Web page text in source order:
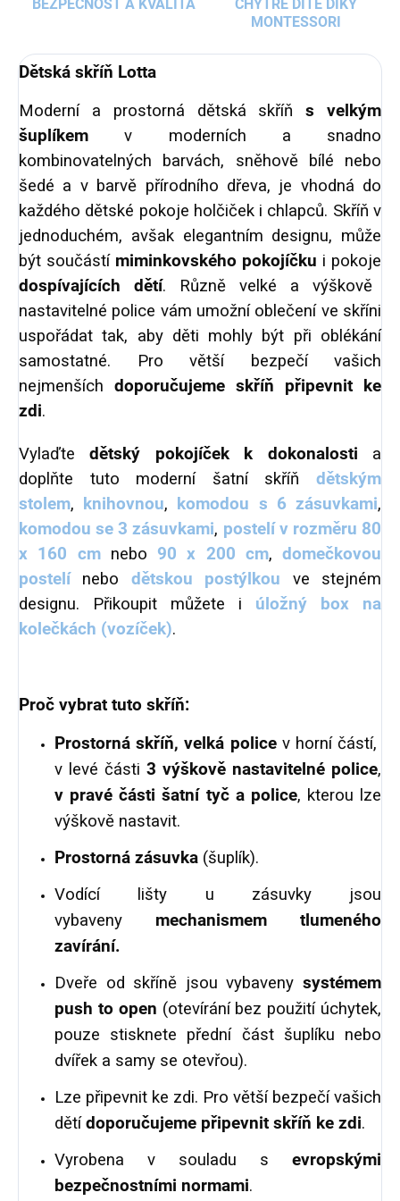
BEZPEČNOST A KVALITA
CHYTRÉ DÍTĚ DÍKY
MONTESSORI
Dětská skříň Lotta
Moderní a prostorná dětská skříň s velkým
šuplíkem v moderních a snadno
kombinovatelných barvách, sněhově bílé nebo
šedé a v barvě přírodního dřeva, je vhodná do
každého dětské pokoje holčiček i chlapců. Skříň v
jednoduchém, avšak elegantním designu, může
být součástí miminkovského pokojíčku i pokoje
dospívajících dětí. Různě velké a výškově
nastavitelné police vám umožní oblečení ve skříni
uspořádat tak, aby děti mohly být při oblékání
samostatné. Pro větší bezpečí vašich
nejmenších doporučujeme skříň připevnit ke
zdi.
Vylaďtedětský pokojíček k dokonalosti a
doplňte tuto moderní šatní skříň dětským
stolem, knihovnou, komodou s 6 zásuvkami,
komodou se 3 zásuvkami, postelí v rozměru 80
x 160 cmnebo 90 x 200 cm, domečkovou
postelínebo dětskou postýlkou
ve stejném
designu. Přikoupit můžete i úložný box na
kolečkách (vozíček).
Proč vybrat tuto skříň:
Prostorná skříň, velká police v horní částí,
v levé části 3 výškově nastavitelné police,
v pravé části šatní tyč a police, kterou lze
výškově nastavit.
Prostorná zásuvka (šuplík).
Vodící lišty u zásuvky jsou
vybaveny mechanismem tlumeného
zavírání.
Dveře od skříně jsou vybaveny systémem
push to open (otevírání bez použití úchytek,
pouze stisknete přední část šuplíku nebo
dvířek a samy se otevřou).
Lze připevnit ke zdi. Pro větší bezpečí vašich
dětídoporučujeme připevnit skříň ke zdi.
Vyrobena v souladu s evropskými
bezpečnostními normami.